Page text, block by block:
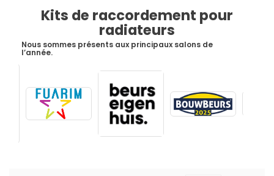
Kits de raccordement pour
radiateurs
Nous sommes présents aux principaux salons de
l’année.